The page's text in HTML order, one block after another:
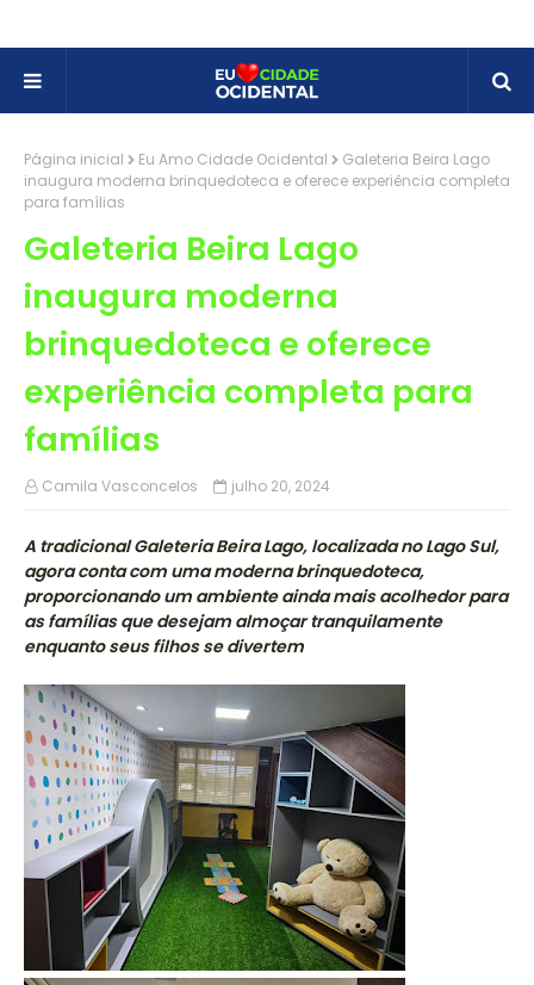
Página inicial Eu Amo Cidade Ocidental
Galeteria Beira Lago
inaugura moderna brinquedoteca e oferece experiência completa
para famílias
Galeteria Beira Lago
inaugura moderna
brinquedoteca e oferece
experiência completa para
famílias
Camila Vasconcelos julho 20, 2024
A tradicional Galeteria Beira Lago, localizada no Lago Sul,
agora conta com uma moderna brinquedoteca,
proporcionando um ambiente ainda mais acolhedor para
as famílias que desejam almoçar tranquilamente
enquanto seus filhos se divertem